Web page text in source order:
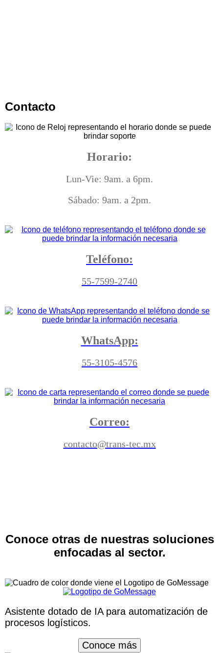
Contacto
Horario:
Lun-Vie: 9am. a 6pm.
Sábado: 9am. a 2pm.
Teléfono:
55-7599-2740
WhatsApp:
55-3105-4576
Correo:
contacto@trans-tec.mx
Conoce otras de nuestras soluciones
enfocadas al sector.
Asistente dotado de IA para automatización de
procesos logísticos.
Conoce más